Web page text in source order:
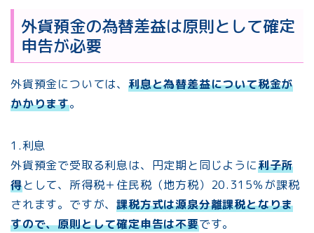
外貨預金の為替差益は原則として確定
申告が必要
外貨預金については、 利息と為替差益について税金が
かかります。
1.利息
外貨預金で受取る利息は、円定期と同じように利子所
得として、所得税＋住民税（地方税）20.315％が課税
されます。ですが、課税方式は源泉分離課税となりま
すので、原則として確定申告は不要です。